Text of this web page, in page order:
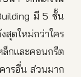
มี 5 ชั้น
ดใหม่กว่าใคร
ล็กและคอนกรีต
ารอื่น ส่วนมาก